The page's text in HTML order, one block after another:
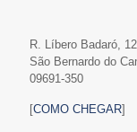
R. Líbero Badaró,
São Bernardo do
09691-350
[COMO CHEGAR]